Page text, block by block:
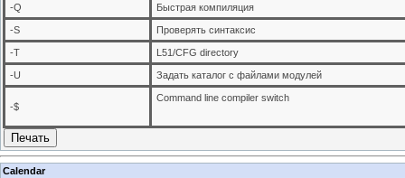
-Q Быстрая компиляция
-S Проверять синтаксис
-T L51/CFG directory
-U Задать каталог с файлами модулей
-$
Command line compiler switch
Печать
Calendar